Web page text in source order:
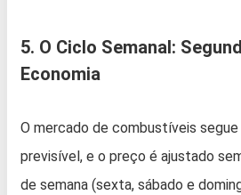
5. O Ciclo Semanal:
Economia
O mercado de combustíveis
previsível, e o preço é ajustado
de semana (sexta, sábado e